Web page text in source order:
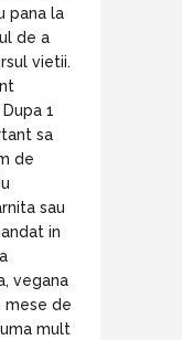
pana la
de a
vietii.
1
sa
de
sau
in
vegana
mese de
mult